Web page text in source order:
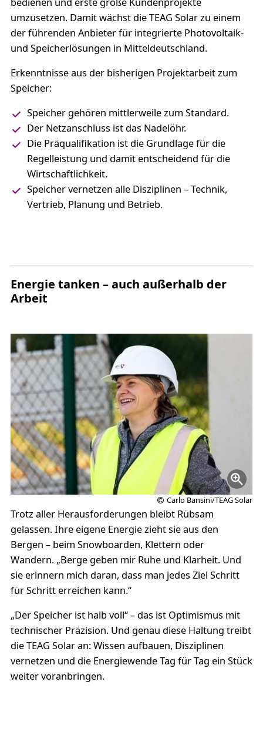
umzusetzen. Damit wächst die TEAG Solar zu einem
der führenden Anbieter für integrierte Photovoltaik-
und Speicherlösungen in Mitteldeutschland.
Erkenntnisse aus der bisherigen Projektarbeit zum
Speicher:
Speicher gehören mittlerweile zum Standard.
Der Netzanschluss ist das Nadelöhr.
Die Präqualifikation ist die Grundlage für die
Regelleistung und damit entscheidend für die
Wirtschaftlichkeit.
Speicher vernetzen alle Disziplinen – Technik,
Vertrieb, Planung und Betrieb.
Energie tanken – auch außerhalb der
Arbeit
Carlo Bansini/TEAG Solar
Trotz aller Herausforderungen bleibt Rübsam
gelassen. Ihre eigene Energie zieht sie aus den
Bergen – beim Snowboarden, Klettern oder
Wandern. „Berge geben mir Ruhe und Klarheit. Und
sie erinnern mich daran, dass man jedes Ziel Schritt
für Schritt erreichen kann.“
„Der Speicher ist halb voll“ – das ist Optimismus mit
technischer Präzision. Und genau diese Haltung treibt
die TEAG Solar an: Wissen aufbauen, Disziplinen
vernetzen und die Energiewende Tag für Tag ein Stück
weiter voranbringen.